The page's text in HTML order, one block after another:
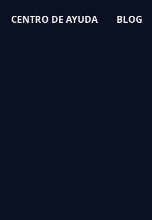
CENTRO DE AYUDA BLOG